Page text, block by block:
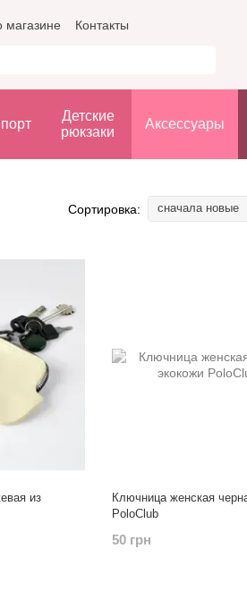
магазине Контакты
Детские
рюкзаки
Аксессуары
Сортировка: сначала новые
из
Ключница женская
PoloClub
50 грн